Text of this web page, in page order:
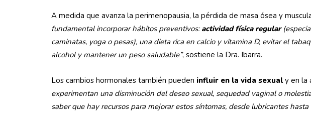
A medida que avanza la perimenopausia, la pérdida de masa ósea y
fundamental incorporar hábitos preventivos:actividad física regular
caminatas, yoga o pesas), una dieta rica en calcio y vitamina D, evitar el
alcohol y mantener un peso saludable”, sostiene la Dra. Ibarra.
Los cambios hormonales también pueden influir en la vida sexual y en la
experimentan una disminución del deseo sexual, sequedad vaginal o
saber que hay recursos para mejorar estos síntomas, desde lubricantes